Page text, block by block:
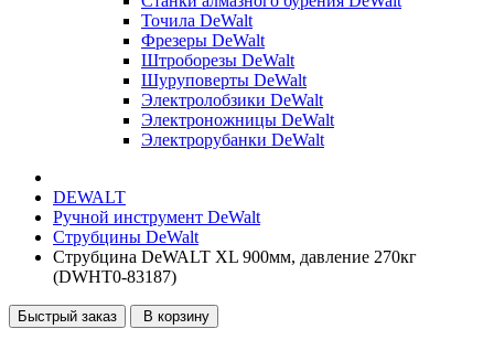
Точила DeWalt
Фрезеры DeWalt
Штроборезы DeWalt
Шуруповерты DeWalt
Электролобзики DeWalt
Электроножницы DeWalt
Электрорубанки DeWalt
DEWALT
Ручной инструмент DeWalt
Струбцины DeWalt
Струбцина DeWALT XL 900мм, давление 270кг
(DWHT0-83187)
Быстрый заказ В корзину